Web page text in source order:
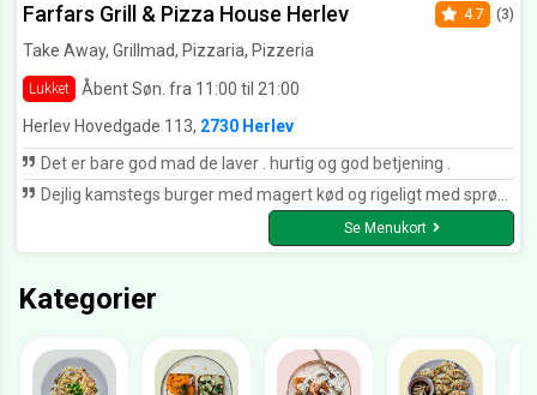
Farfars Grill & Pizza House Herlev
Take Away, Grillmad, Pizzaria, Pizzeria
Lukket Åbent Søn. fra 11:00 til 21:00
4.7 (3)
Herlev Hovedgade 113, 2730 Herlev
Det er bare god mad de laver . hurtig og god betjening .
Dejlig kamstegs burger med magert kød og rigeligt med sprøde svær. Hvidløgsbrød lækkert - hurtig og venlig levering. Kan varmt anbefales. Det er ikke sidste gang vi ringer til Farfars
Se Menukort
Kategorier